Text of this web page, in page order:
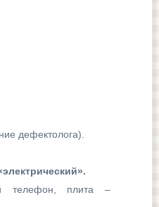
дефектолога).
телефон, плита –